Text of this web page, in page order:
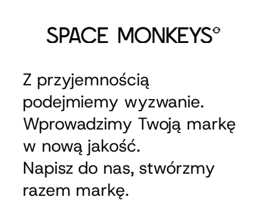
Z przyjemnością
podejmiemy wyzwanie.
Wprowadzimy Twoją markę
w nową jakość.
Napisz do nas, stwórzmy
razem markę.